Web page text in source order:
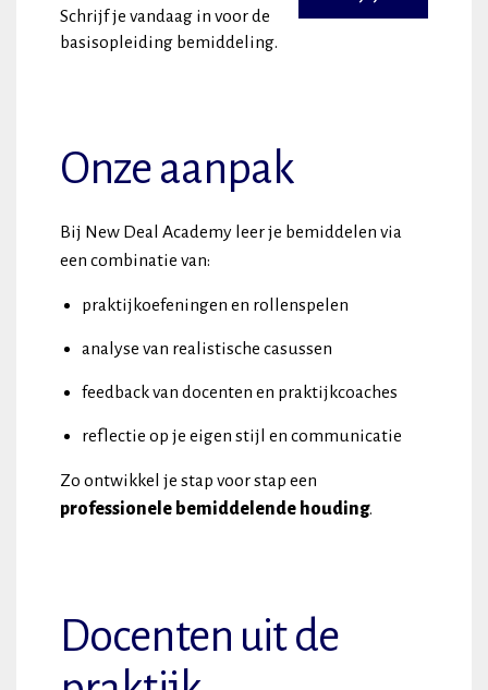
Schrijf je vandaag in voor de
basisopleiding bemiddeling.
Onze aanpak
Bij New Deal Academy leer je bemiddelen via
een combinatie van:
praktijkoefeningen en rollenspelen
analyse van realistische casussen
feedback van docenten en praktijkcoaches
reflectie op je eigen stijl en communicatie
Zo ontwikkel je stap voor stap een
professionele bemiddelende houding.
Docenten uit de